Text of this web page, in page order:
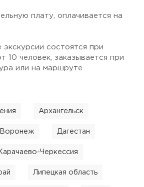
плату, оплачивается на
состоятся при
10 человек, заказывается при
или на маршруте
Архангельск
Воронеж Дагестан
Черкессия
Липецкая область